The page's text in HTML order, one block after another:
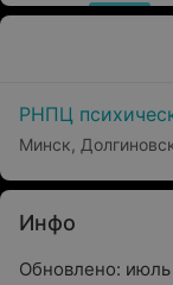
РНПЦ
Минск,
Инфо
Обновлено: